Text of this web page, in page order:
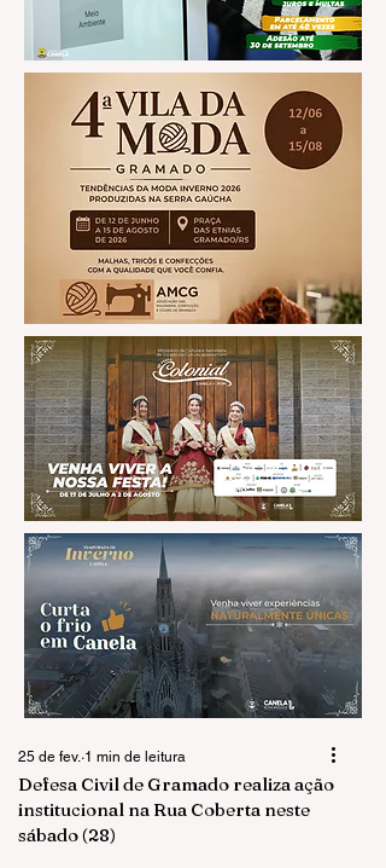
Defesa Civil de Gramado realiza ação
institucional na Rua Coberta neste
sábado (28)
25 de fev. 1 min de leitura